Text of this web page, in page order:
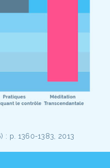
: p. 1360-1383, 2013